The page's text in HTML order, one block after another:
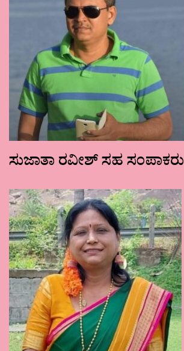
ಸುಜಾತಾ ರವೀಶ್ ಸಹ ಸಂಪಾಕರು